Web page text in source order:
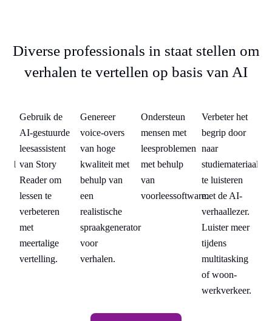
Diverse professionals in staat stellen om
verhalen te vertellen op basis van AI
Gebruik de
AI-gestuurde
leesassistent
van Story
Reader om
lessen te
verbeteren
met
meertalige
vertelling.
van
inhoud
Genereer
voice-overs
van hoge
kwaliteit met
behulp van
een
realistische
spraakgenerator
voor
verhalen.
gehandicapte
mensen
Ondersteun
mensen met
leesproblemen
met behulp
van
voorleessoftware.
Verbeter het
begrip door
naar
studiemateriaal
te luisteren
met de AI-
verhaallezer.
Luister meer
tijdens
multitasking
of woon-
werkverkeer.